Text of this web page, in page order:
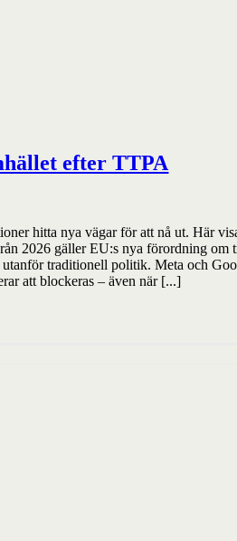
efter TTPA
hitta nya vägar för att nå ut. Här
2026 gäller EU:s nya förordning
traditionell politik. Meta och
att blockeras – även när [...]